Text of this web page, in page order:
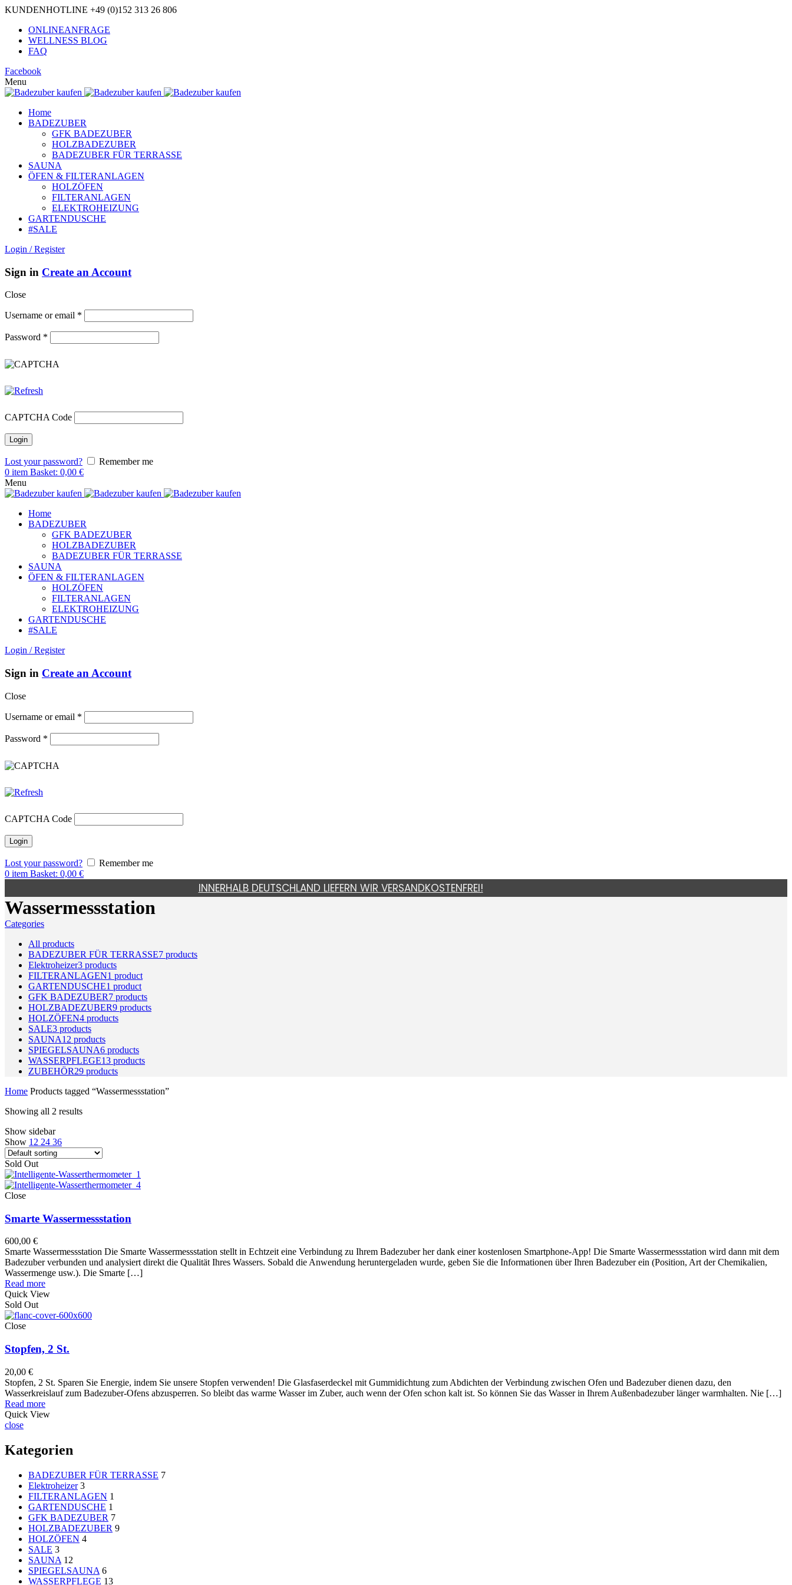
KUNDENHOTLINE +49 (0)152 313 26 806
ONLINEANFRAGE
WELLNESS BLOG
FAQ
Facebook
Menu
Home
BADEZUBER
GFK BADEZUBER
HOLZBADEZUBER
BADEZUBER FÜR TERRASSE
SAUNA
ÖFEN & FILTERANLAGEN
HOLZÖFEN
FILTERANLAGEN
ELEKTROHEIZUNG
GARTENDUSCHE
#SALE
Login / Register
Sign in Create an Account
Close
Username or email *
Password *
CAPTCHA Code
Lost your password?
Remember me
0 item Basket: 0,00 €
Menu
Home
BADEZUBER
GFK BADEZUBER
HOLZBADEZUBER
BADEZUBER FÜR TERRASSE
SAUNA
ÖFEN & FILTERANLAGEN
HOLZÖFEN
FILTERANLAGEN
ELEKTROHEIZUNG
GARTENDUSCHE
#SALE
Login / Register
Sign in Create an Account
Close
Username or email *
Password *
CAPTCHA Code
Lost your password?
Remember me
0 item Basket: 0,00 €
INNERHALB DEUTSCHLAND LIEFERN WIR VERSANDKOSTENFREI!
Wassermessstation
Categories
All products
BADEZUBER FÜR TERRASSE7 products
Elektroheizer3 products
FILTERANLAGEN1 product
GARTENDUSCHE1 product
GFK BADEZUBER7 products
HOLZBADEZUBER9 products
HOLZÖFEN4 products
SALE3 products
SAUNA12 products
SPIEGELSAUNA6 products
WASSERPFLEGE13 products
ZUBEHÖR29 products
Home Products tagged “Wassermessstation”
Showing all 2 results
Show sidebar
Show 12 24 36
Sold Out
Close
Smarte Wassermessstation
600,00 €
Smarte Wassermessstation Die Smarte Wassermessstation stellt in Echtzeit eine Verbindung zu Ihrem Badezuber her dank einer kostenlosen Smartphone-App! Die Smarte Wassermessstation wird dann mit dem
Badezuber verbunden und analysiert direkt die Qualität Ihres Wassers. Sobald die Anwendung heruntergeladen wurde, geben Sie die Informationen über Ihren Badezuber ein (Position, Art der Chemikalien,
Wassermenge usw.). Die Smarte […]
Read more
Quick View
Sold Out
Close
Stopfen, 2 St.
20,00 €
Stopfen, 2 St. Sparen Sie Energie, indem Sie unsere Stopfen verwenden! Die Glasfaserdeckel mit Gummidichtung zum Abdichten der Verbindung zwischen Ofen und Badezuber dienen dazu, den
Wasserkreislauf zum Badezuber-Ofens abzusperren. So bleibt das warme Wasser im Zuber, auch wenn der Ofen schon kalt ist. So können Sie das Wasser in Ihrem Außenbadezuber länger warmhalten. Nie […]
Read more
Quick View
close
Kategorien
BADEZUBER FÜR TERRASSE 7
Elektroheizer 3
FILTERANLAGEN 1
GARTENDUSCHE 1
GFK BADEZUBER 7
HOLZBADEZUBER 9
HOLZÖFEN 4
SALE 3
SAUNA 12
SPIEGELSAUNA 6
WASSERPFLEGE 13